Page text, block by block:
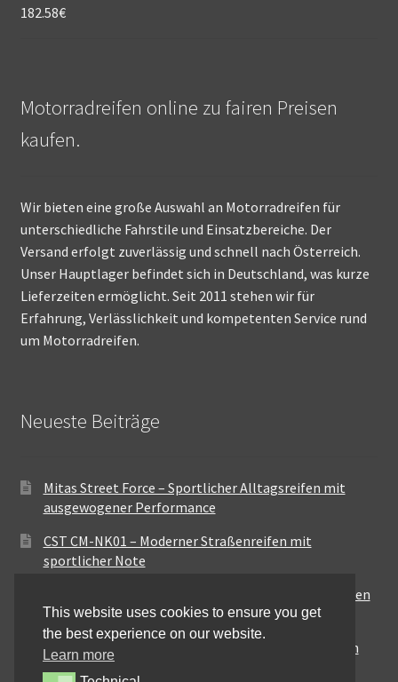
182.58€
Motorradreifen online zu fairen Preisen
kaufen.
Wir bieten eine große Auswahl an Motorradreifen für
unterschiedliche Fahrstile und Einsatzbereiche. Der
Versand erfolgt zuverlässig und schnell nach Österreich.
Unser Hauptlager befindet sich in Deutschland, was kurze
Lieferzeiten ermöglicht. Seit 2011 stehen wir für
Erfahrung, Verlässlichkeit und kompetenten Service rund
um Motorradreifen.
Neueste Beiträge
Mitas Street Force – Sportlicher Alltagsreifen mit
ausgewogener Performance
CST CM-NK01 – Moderner Straßenreifen mit
sportlicher Note
Maxxis MA-ST3 – Ausgewogener Sport-Touring-Reifen
für vielseitige Einsätze
Pirelli City Demon – Zuverlässigkeit für den urbanen
Alltag
This website uses cookies to ensure you get
the best experience on our website.
Learn more